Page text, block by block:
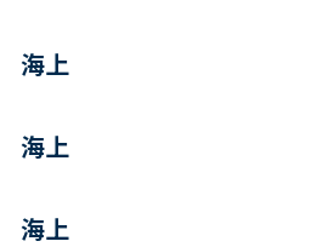
海上
海上
海上